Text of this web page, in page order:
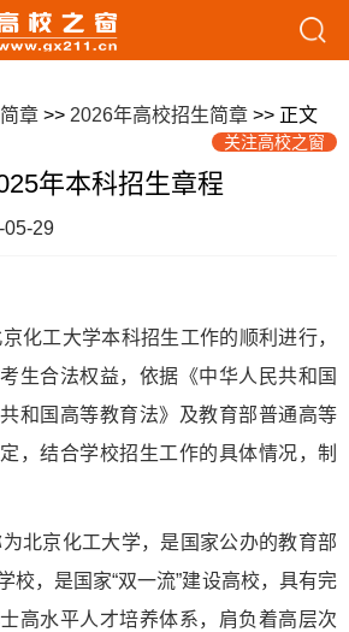
章 >> 2026年高校招生简章 >> 正文
关注高校之窗
年本科招生章程
05-29
化工大学本科招生工作的顺利进行，
生合法权益，依据《中华人民共和国
和国高等教育法》及教育部普通高等
，结合学校招生工作的具体情况，制
北京化工大学，是国家公办的教育部
校，是国家“双一流”建设高校，具有完
高水平人才培养体系，肩负着高层次